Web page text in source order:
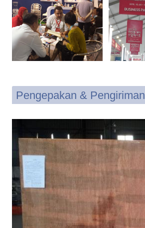
Pengepakan & Pengiriman